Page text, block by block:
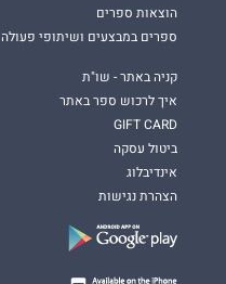
הוצאות ספרים
ספרים במבצעים ושיתופי פעולה
קניה באתר - שו"ת
איך לרכוש ספר באתר
GIFT CARD
ביטול עסקה
אינדיבלוג
הצהרת נגישות